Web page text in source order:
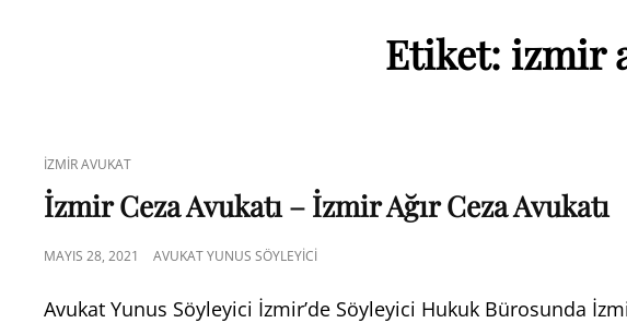
Etiket: izmir
CAT
LINKS
İZMIR AVUKAT
İzmir Ceza Avukatı – İzmir Ağır Ceza Avukatı
POSTED
MAYIS 28, 2021 AVUKAT YUNUS SÖYLEYICI
Avukat Yunus Söyleyici İzmir’de Söyleyici Hukuk Bürosunda